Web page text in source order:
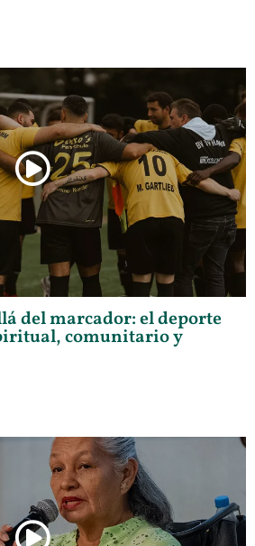
del marcador: el deporte
comunitario y